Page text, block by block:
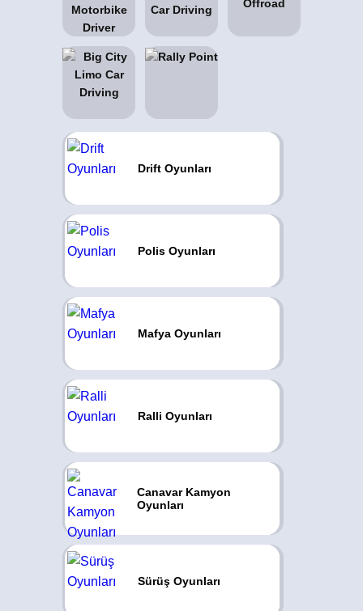
Drift Oyunları
Polis Oyunları
Mafya Oyunları
Ralli Oyunları
Canavar Kamyon
Oyunları
Sürüş Oyunları